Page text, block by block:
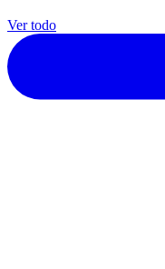
Ver todo